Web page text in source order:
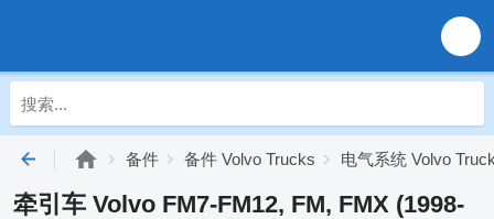
备件 备件 Volvo Trucks 电气系统 Volvo
牵引车 Volvo FM7-FM12, FM, FMX (1998-